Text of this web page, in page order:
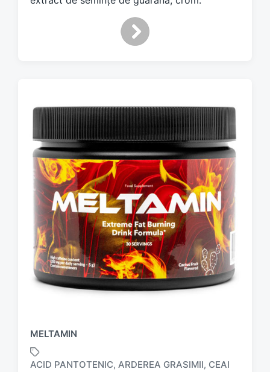
MELTAMIN
ACID PANTOTENIC, ARDEREA GRASIMII, CEAI